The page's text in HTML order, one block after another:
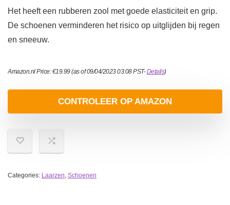
Het heeft een rubberen zool met goede elasticiteit en grip.
De schoenen verminderen het risico op uitglijden bij regen
en sneeuw.
Amazon.nl Price:€19.99(as of 09/04/2023 03:08 PST-Details)
CONTROLEER OP AMAZON
Categories: Laarzen, Schoenen